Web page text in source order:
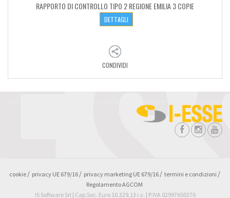
RAPPORTO DI CONTROLLO TIPO 2 REGIONE EMILIA 3 COPIE
DETTAGLI
CONDIVIDI
cookie privacy UE 679/16 privacy marketing UE 679/16
termini e condizioni
Regolamento AGCOM
IS Software Srl | Cap.Soc. Euro 10.329,13 i.v. | P.IVA 02997650276